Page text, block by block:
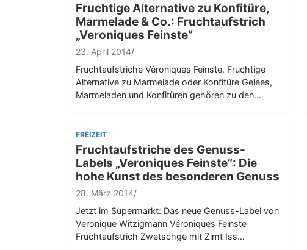
Fruchtige Alternative zu Konfitüre,
Marmelade & Co.: Fruchtaufstrich
„Veroniques Feinste“
23. April 2014
Fruchtaufstriche Véroniques Feinste. Fruchtige
Alternative zu Marmelade oder Konfitüre Gelees,
Marmeladen und Konfitüren gehören zu den…
FREIZEIT
Fruchtaufstriche des Genuss-
Labels „Veroniques Feinste“: Die
hohe Kunst des besonderen Genuss
28. März 2014
Jetzt im Supermarkt: Das neue Genuss-Label von
Veronique Witzigmann Véroniques Feinste
Fruchtaufstrich Zwetschge mit Zimt Iss…